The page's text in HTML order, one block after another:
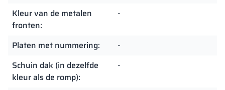
Kleur van de metalen
fronten:
-
Platen met nummering:
-
Schuin dak (in dezelfde
kleur als de romp):
-